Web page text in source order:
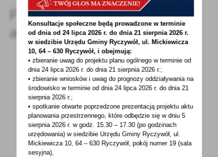
Pozostałe
aktualności
15 - 04 - 2024
Zapraszenie na spotkanie ze specjalistą ds.
Funduszy Europejskich
Zapraszamy na spotkanieze specjalistą ds.
FunduszyEuropejskich Przyjdź i dowiedz
się:jakie rodzaje...
Konsultacje społeczne będą prowadzone w terminie
od dnia od 24 lipca 2026 r. do dnia 21 sierpnia 2026 r.
w siedzibie Urzędu Gminy Ryczywół, ul. Mickiewicza
10, 64 – 630 Ryczywół, i obejmują:
• zbieranie uwag do projektu planu ogólnego w terminie od
dnia 24 lipca 2026 r. do dnia 21 sierpnia 2026 r.;
• zbieranie wniosków i uwag do prognozy oddziaływania na
środowisko w terminie od dnia 24 lipca 2026 r. do dnia 21
sierpnia 2026 r.;
• spotkanie otwarte poprzedzone prezentacją projektu aktu
planowania przestrzennego, które odbędzie się w dniu 5
sierpnia 2026 r.w godz. 15.30 – 17.30 (po godzinach
urzędowania) w siedzibie Urzędu Gminy Ryczywół, ul.
Mickiewicza 10, 64 – 630 Ryczywół, pokójnumer 19 (sala
sesyjna),